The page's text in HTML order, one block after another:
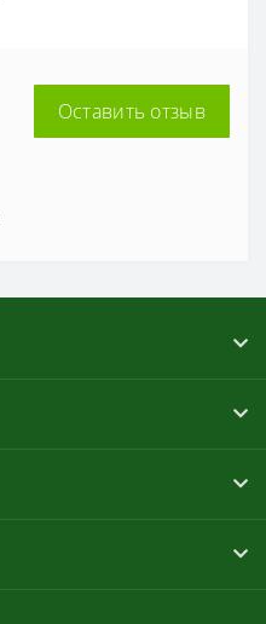
Оставить отзыв